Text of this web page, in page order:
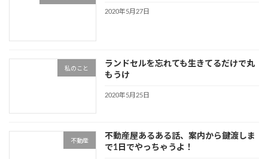
2020年5月27日
私のこと
ランドセルを忘れても生きてるだけで丸
もうけ
2020年5月25日
不動産
不動産屋あるある話、案内から鍵渡しま
で1日でやっちゃうよ！